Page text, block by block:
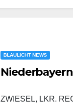
BLAULICHT NEWS
ZWIESEL, LKR.